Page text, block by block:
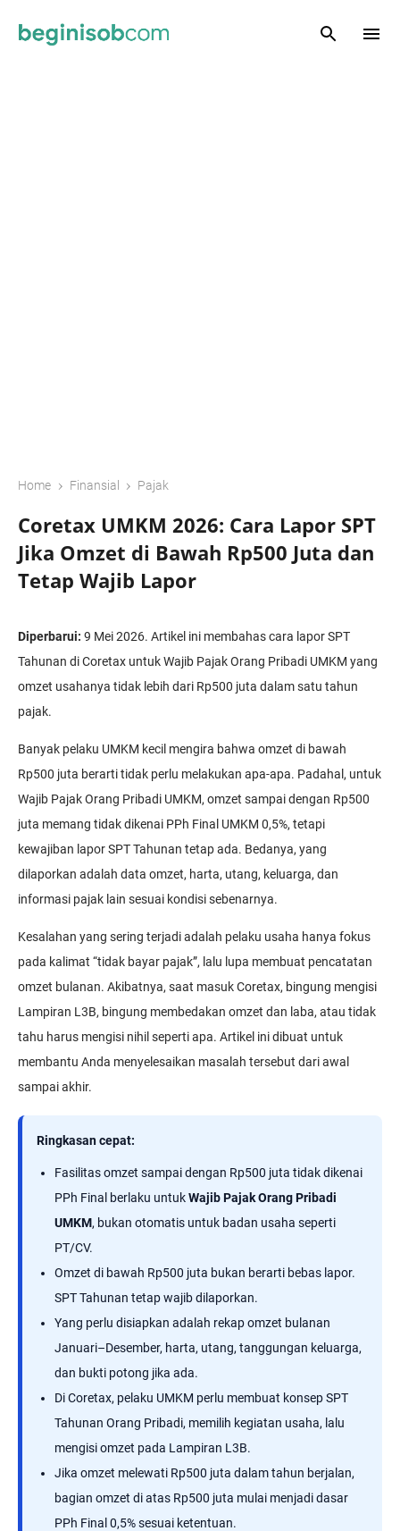
Home › Finansial › Pajak
Coretax UMKM 2026: Cara Lapor SPT
Jika Omzet di Bawah Rp500 Juta dan
Tetap Wajib Lapor
Diperbarui: 9 Mei 2026. Artikel ini membahas cara lapor SPT
Tahunan di Coretax untuk Wajib Pajak Orang Pribadi UMKM yang
omzet usahanya tidak lebih dari Rp500 juta dalam satu tahun
pajak.
Banyak pelaku UMKM kecil mengira bahwa omzet di bawah
Rp500 juta berarti tidak perlu melakukan apa-apa. Padahal, untuk
Wajib Pajak Orang Pribadi UMKM, omzet sampai dengan Rp500
juta memang tidak dikenai PPh Final UMKM 0,5%, tetapi
kewajiban lapor SPT Tahunan tetap ada. Bedanya, yang
dilaporkan adalah data omzet, harta, utang, keluarga, dan
informasi pajak lain sesuai kondisi sebenarnya.
Kesalahan yang sering terjadi adalah pelaku usaha hanya fokus
pada kalimat “tidak bayar pajak”, lalu lupa membuat pencatatan
omzet bulanan. Akibatnya, saat masuk Coretax, bingung mengisi
Lampiran L3B, bingung membedakan omzet dan laba, atau tidak
tahu harus mengisi nihil seperti apa. Artikel ini dibuat untuk
membantu Anda menyelesaikan masalah tersebut dari awal
sampai akhir.
Ringkasan cepat:
Fasilitas omzet sampai dengan Rp500 juta tidak dikenai
PPh Final berlaku untukWajib Pajak Orang Pribadi
UMKM, bukan otomatis untuk badan usaha seperti
PT/CV.
Omzet di bawah Rp500 juta bukan berarti bebas lapor.
SPT Tahunan tetap wajib dilaporkan.
Yang perlu disiapkan adalah rekap omzet bulanan
Januari–Desember, harta, utang, tanggungan keluarga,
dan bukti potong jika ada.
Di Coretax, pelaku UMKM perlu membuat konsep SPT
Tahunan Orang Pribadi, memilih kegiatan usaha, lalu
mengisi omzet pada Lampiran L3B.
Jika omzet melewati Rp500 juta dalam tahun berjalan,
bagian omzet di atas Rp500 juta mulai menjadi dasar
PPh Final 0,5% sesuai ketentuan.